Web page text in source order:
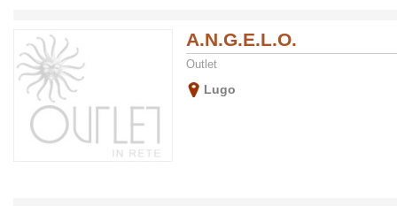
A.N.G.E.L.O.
Outlet
Lugo